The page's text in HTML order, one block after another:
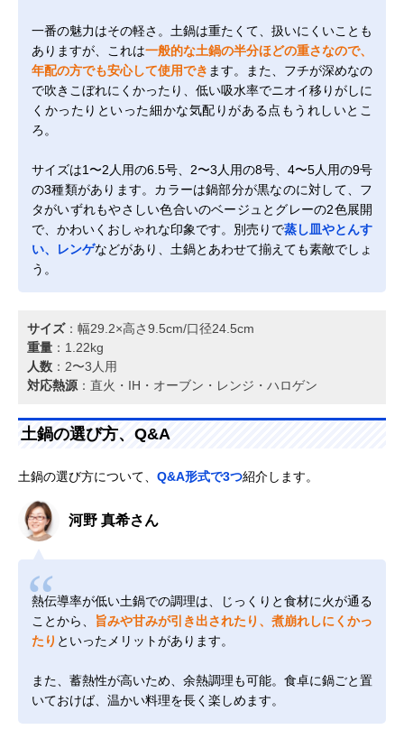
一番の魅力はその軽さ。土鍋は重たくて、扱いにくいことも
ありますが、これは一般的な土鍋の半分ほどの重さなので、
年配の方でも安心して使用でき ます。また、フチが深めなの
で吹きこぼれにくかったり、低い吸水率でニオイ移りがしに
くかったりといった細かな気配りがある点もうれしいとこ
ろ。
サイズは1〜2人用の6.5号、2〜3人用の8号、4〜5人用の9号
の3種類があります。カラーは鍋部分が黒なのに対して、フ
タがいずれもやさしい色合いのベージュとグレーの2色展開
で、かわいくおしゃれな印象です。別売りで蒸し皿やとんす
い、レンゲなどがあり、土鍋とあわせて揃えても素敵でしょ
う。
サイズ：幅29.2×高さ9.5cm/口径24.5cm
重量 ：1.22kg
人数 ：2〜3人用
対応熱源 ：直火・IH・オーブン・レンジ・ハロゲン
土鍋の選び方、Q&A
土鍋の選び方について、 Q&A形式で3つ紹介します。
河野 真希さん
熱伝導率が低い土鍋での調理は、じっくりと食材に火が通る
ことから、
旨みや甘みが引き出されたり、煮崩れしにくかっ
たり といったメリットがあります。
また、蓄熱性が高いため、余熱調理も可能。食卓に鍋ごと置
いておけば、温かい料理を長く楽しめます。